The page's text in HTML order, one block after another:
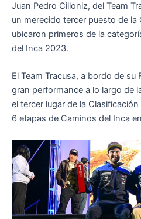
Juan Pedro Cilloniz, del Team
un merecido tercer puesto de la
ubicaron primeros de la
del Inca 2023.
El Team Tracusa, a bordo de
gran performance a lo largo de
el tercer lugar de la
6 etapas de Caminos del Inca